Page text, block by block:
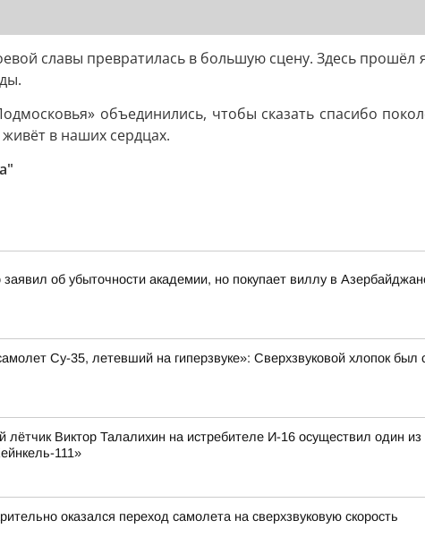
славы превратилась в большую сцену. Здесь
объединились, чтобы сказать спасибо
в наших сердцах.
об убыточности академии, но покупает виллу в
Су-35, летевший на гиперзвуке»: Сверхзвуковой хлопок
лётчик Виктор Талалихин на истребителе И-16 осуществил один
111»
оказался переход самолета на сверхзвуковую скорость